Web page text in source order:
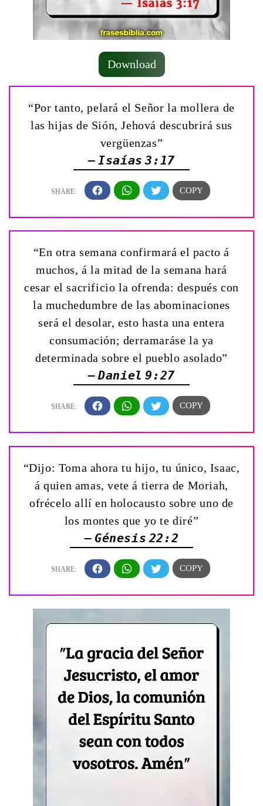
Download
“Por tanto, pelará el Señor la mollera de
las hijas de Sión, Jehová descubrirá sus
vergüenzas”
— Isaías 3:17
“En otra semana confirmará el pacto á
muchos, á la mitad de la semana hará
cesar el sacrificio la ofrenda: después con
la muchedumbre de las abominaciones
será el desolar, esto hasta una entera
consumación; derramaráse la ya
determinada sobre el pueblo asolado”
— Daniel 9:27
“Dijo: Toma ahora tu hijo, tu único, Isaac,
á quien amas, vete á tierra de Moriah,
ofrécelo allí en holocausto sobre uno de
los montes que yo te diré”
— Génesis 22:2